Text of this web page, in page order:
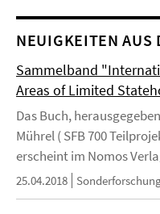
NEUIGKEITEN AUS
Sammelband
Areas of Limited
Das Buch,
Mührel ( SFB 700
erscheint im Nomos
25.04.2018